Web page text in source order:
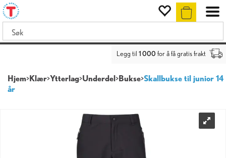
Legg til 1 000 for å få gratis frakt
Hjem>Klær>Ytterlag>Underdel>Bukse>Skallbukse til junior 14
år